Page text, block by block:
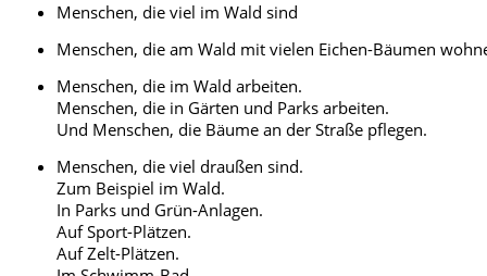
Menschen, die viel im Wald sind
Menschen, die am Wald mit vielen Eichen-Bäumen
Menschen, die im Wald arbeiten.
Menschen, die in Gärten und Parks arbeiten.
Und Menschen, die Bäume an der Straße pflegen.
Menschen, die viel draußen sind.
Zum Beispiel im Wald.
In Parks und Grün-Anlagen.
Auf Sport-Plätzen.
Auf Zelt-Plätzen.